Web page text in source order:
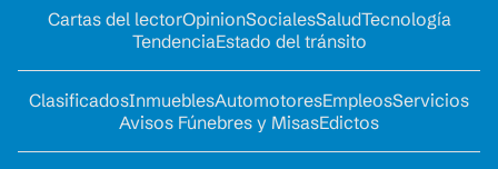
Cartas del lectorOpinionSocialesSaludTecnología
TendenciaEstado del tránsito
ClasificadosInmueblesAutomotoresEmpleosServicios
Avisos Fúnebres y MisasEdictos